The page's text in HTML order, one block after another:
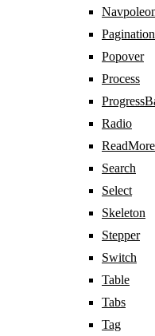
Pagination
Popover
Process
Radio
ReadMore
Search
Select
Skeleton
Stepper
Switch
Table
Tabs
Tag